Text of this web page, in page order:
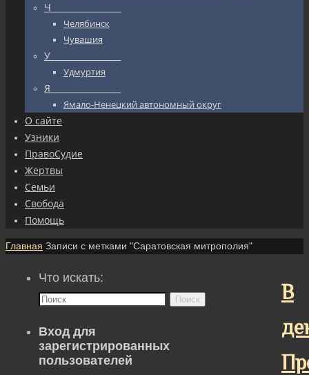
Ч_________________
Челябинск
Чувашия
У_________________
Удмуртия
Я_________________
Ямало-Ненецкий автономный округ
О сайте
Узники
ПравоСудие
Жертвы
Семьи
Свобода
Помощь
Главная Записи с метками "Саратовская митрополия"
В
Что искать:
Поиск
Вход для
зарегистрированных
пользователей